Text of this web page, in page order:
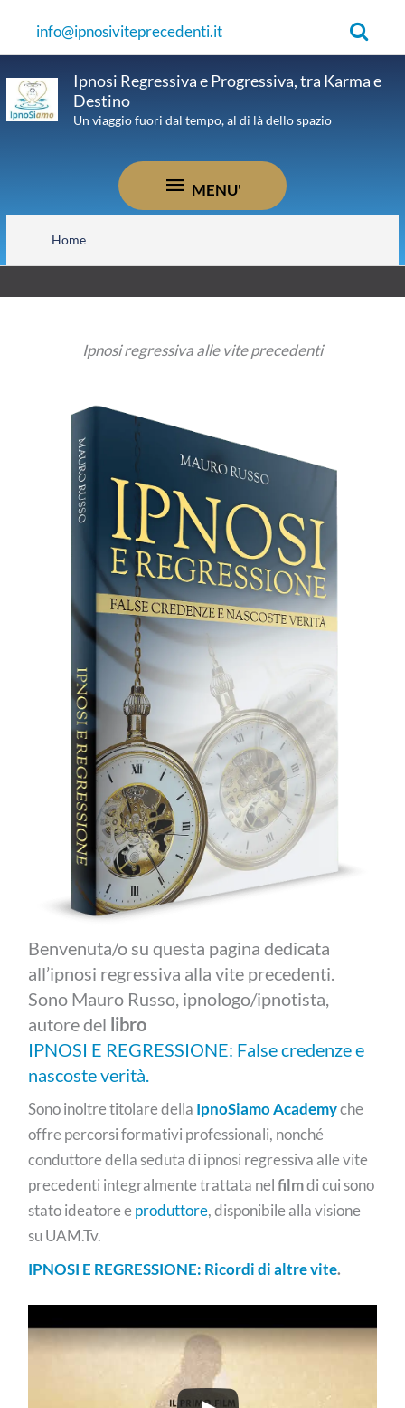
info@ipnosiviteprecedenti.it Cerca
Ipnosi Regressiva e Progressiva, tra Karma e
Destino
Un viaggio fuori dal tempo, al di là dello spazio
MENU'
MENU'
Home
Ipnosi regressiva alle vite precedenti
Benvenuta/o su questa pagina dedicata
all’ipnosi regressiva alla vite precedenti.
Sono Mauro Russo, ipnologo/ipnotista,
autore del libro
IPNOSI E REGRESSIONE: False credenze e
nascoste verità.
Sono inoltre titolare della IpnoSiamo Academyche
offre percorsi formativi professionali, nonché
conduttore della seduta di ipnosi regressiva alle vite
precedenti integralmente trattata nelfilmdi cui sono
stato ideatore eproduttore, disponibile alla visione
su UAM.Tv.
IPNOSI E REGRESSIONE: Ricordi di altre vite.